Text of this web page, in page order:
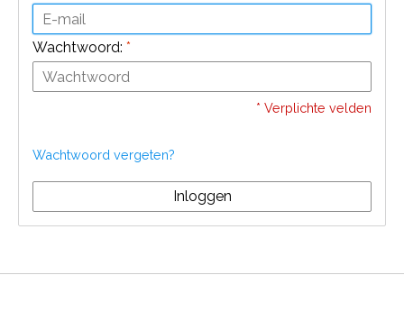
Wachtwoord: *
* Verplichte velden
Wachtwoord vergeten?
Inloggen